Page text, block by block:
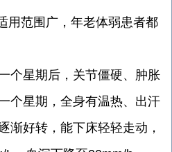
范围广，年老体弱患者都
个星期后，关节僵硬、肿胀
个星期，全身有温热、出汗
渐好转，能下床轻轻走动，